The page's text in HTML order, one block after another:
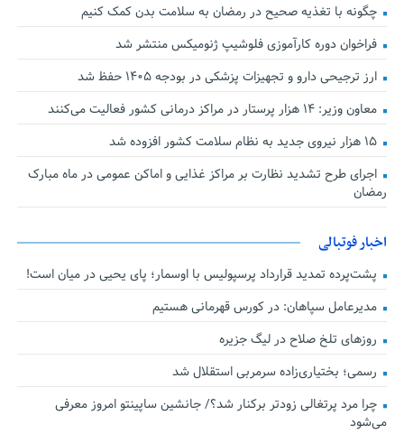
چگونه با تغذیه صحیح در رمضان به سلامت بدن کمک کنیم
فراخوان دوره کارآموزی فلوشیپ ژنومیکس منتشر شد
ارز ترجیحی دارو و تجهیزات پزشکی در بودجه ۱۴۰۵ حفظ شد
معاون وزیر: ۱۴ هزار پرستار در مراکز درمانی کشور فعالیت می‌کنند
۱۵ هزار نیروی جدید به نظام سلامت کشور افزوده شد
اجرای طرح تشدید نظارت بر مراکز غذایی و اماکن عمومی در ماه مبارک
رمضان
اخبار فوتبالی
پشت‌پرده تمدید قرارداد پرسپولیس با اوسمار؛ پای یحیی در میان است!
مدیرعامل سپاهان: در کورس قهرمانی هستیم
روزهای تلخ صلاح در لیگ جزیره
رسمی؛ بختیاری‌زاده سرمربی استقلال شد
چرا مرد پرتغالی زودتر برکنار شد؟/ جانشین ساپینتو امروز معرفی
می‌شود